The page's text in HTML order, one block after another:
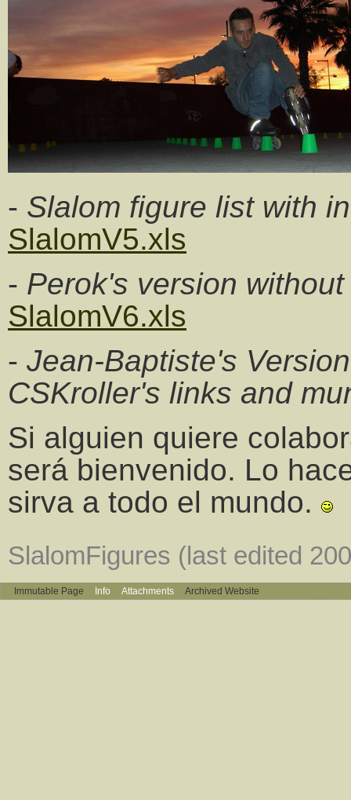
- Slalom figure list with
SlalomV5.xls
- Perok's version
SlalomV6.xls
- Jean-Baptiste's
CSKroller's links and
Si alguien quiere
será bienvenido. Lo
sirva a todo el mundo.
SlalomFigures (last edited
Immutable Page Info Attachments Archived Website